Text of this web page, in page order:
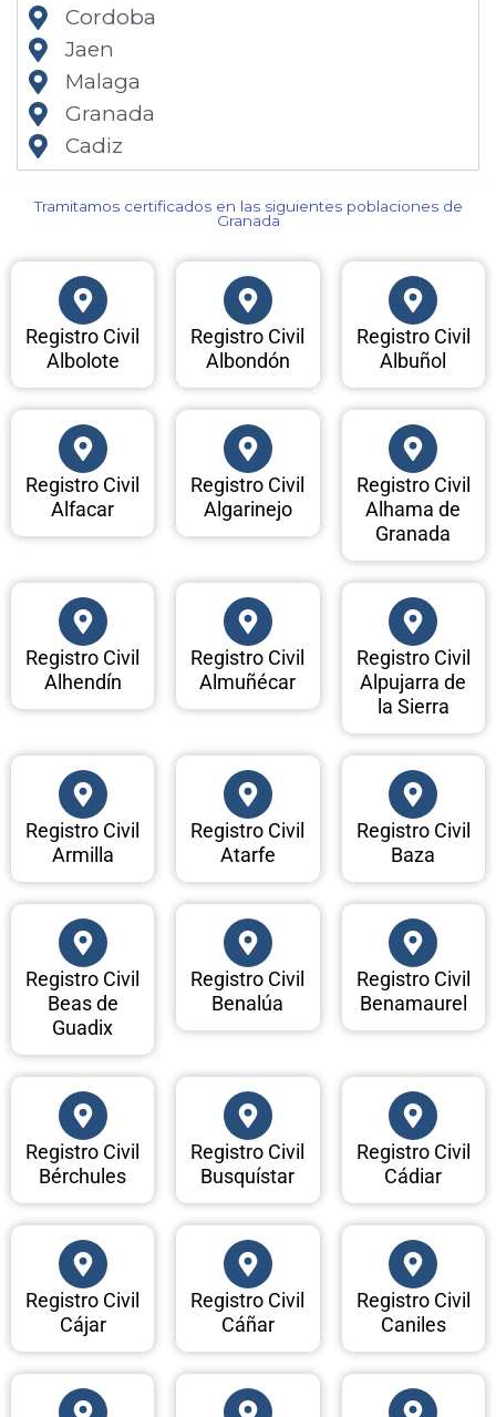
Cordoba
Jaen
Malaga
Granada
Cadiz
Tramitamos certificados en las siguientes poblaciones de
Granada​
Registro Civil
Albolote
Registro Civil
Albondón
Registro Civil
Albuñol
Registro Civil
Alfacar
Registro Civil
Algarinejo
Registro Civil
Alhama de
Granada
Registro Civil
Alhendín
Registro Civil
Almuñécar
Registro Civil
Alpujarra de
la Sierra
Registro Civil
Armilla
Registro Civil
Atarfe
Registro Civil
Baza
Registro Civil
Beas de
Guadix
Registro Civil
Benalúa
Registro Civil
Benamaurel
Registro Civil
Bérchules
Registro Civil
Busquístar
Registro Civil
Cádiar
Registro Civil
Cájar
Registro Civil
Cáñar
Registro Civil
Caniles